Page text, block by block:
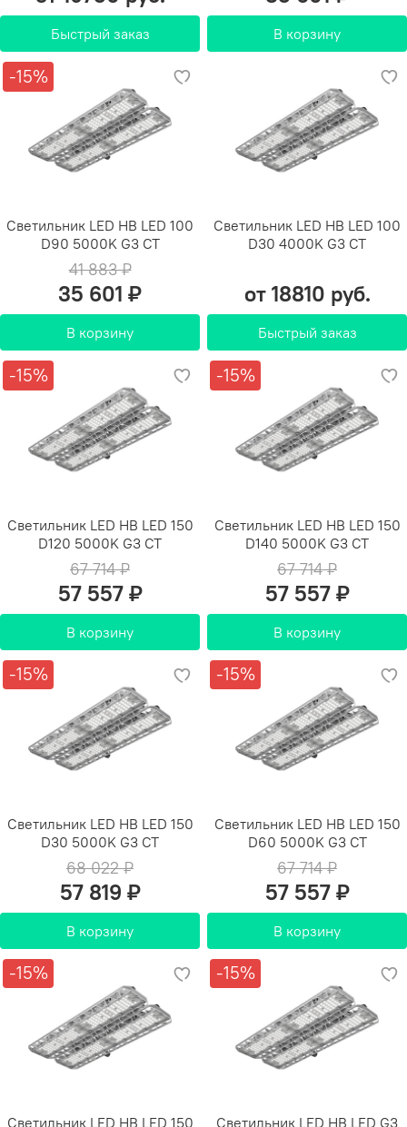
Быстрый заказ В корзину
-15%
Светильник LED HB LED 100
D90 5000K G3 СТ
41 883 ₽
35 601 ₽
В корзину
Светильник LED HB LED 100
D30 4000K G3 СТ
от 18810 руб.
Быстрый заказ
-15%
Светильник LED HB LED 150
D120 5000K G3 СТ
67 714 ₽
57 557 ₽
В корзину
-15%
Светильник LED HB LED 150
D140 5000K G3 СТ
67 714 ₽
57 557 ₽
В корзину
-15%
Светильник LED HB LED 150
D30 5000K G3 СТ
68 022 ₽
57 819 ₽
В корзину
-15%
Светильник LED HB LED 150
D60 5000K G3 СТ
67 714 ₽
57 557 ₽
В корзину
-15%
Светильник LED HB LED 150
-15%
Светильник LED HB LED G3